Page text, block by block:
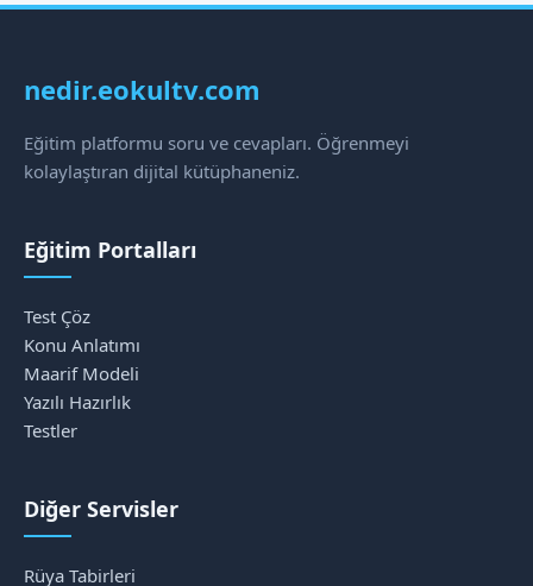
nedir.eokultv.com
Eğitim platformu soru ve cevapları. Öğrenmeyi
kolaylaştıran dijital kütüphaneniz.
Eğitim Portalları
Test Çöz
Konu Anlatımı
Maarif Modeli
Yazılı Hazırlık
Testler
Diğer Servisler
Rüya Tabirleri